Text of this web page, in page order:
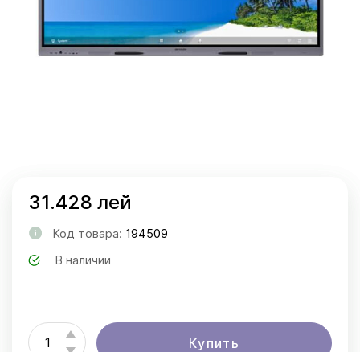
31.428 лей
Код товара: 194509
В наличии
Купить